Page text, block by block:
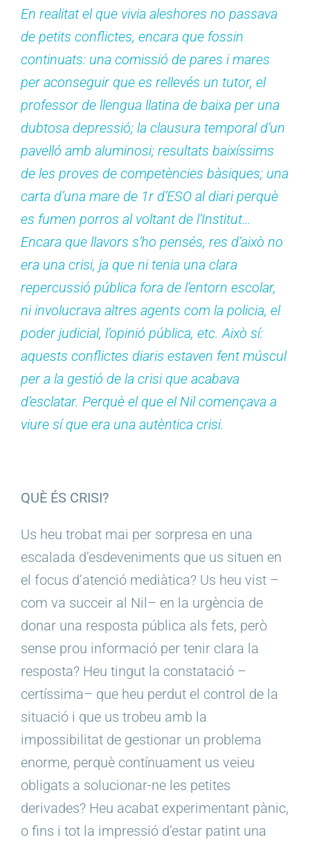
En realitat el que vivia aleshores no passava
de petits conflictes, encara que fossin
continuats: una comissió de pares i mares
per aconseguir que es rellevés un tutor, el
professor de llengua llatina de baixa per una
dubtosa depressió; la clausura temporal d’un
pavelló amb aluminosi; resultats baixíssims
de les proves de competències bàsiques; una
carta d’una mare de 1r d’ESO al diari perquè
es fumen porros al voltant de l’Institut…
Encara que llavors s’ho pensés, res d’això no
era una crisi, ja que ni tenia una clara
repercussió pública fora de l’entorn escolar,
ni involucrava altres agents com la policia, el
poder judicial, l’opinió pública, etc. Això sí:
aquests conflictes diaris estaven fent múscul
per a la gestió de la crisi que acabava
d’esclatar. Perquè el que el Nil començava a
viure sí que era una autèntica crisi.
QUÈ ÉS CRISI?
Us heu trobat mai per sorpresa en una
escalada d’esdeveniments que us situen en
el focus d’atenció mediàtica? Us heu vist –
com va succeir al Nil– en la urgència de
donar una resposta pública als fets, però
sense prou informació per tenir clara la
resposta? Heu tingut la constatació –
certíssima– que heu perdut el control de la
situació i que us trobeu amb la
impossibilitat de gestionar un problema
enorme, perquè contínuament us veieu
obligats a solucionar-ne les petites
derivades? Heu acabat experimentant pànic,
o fins i tot la impressió d’estar patint una